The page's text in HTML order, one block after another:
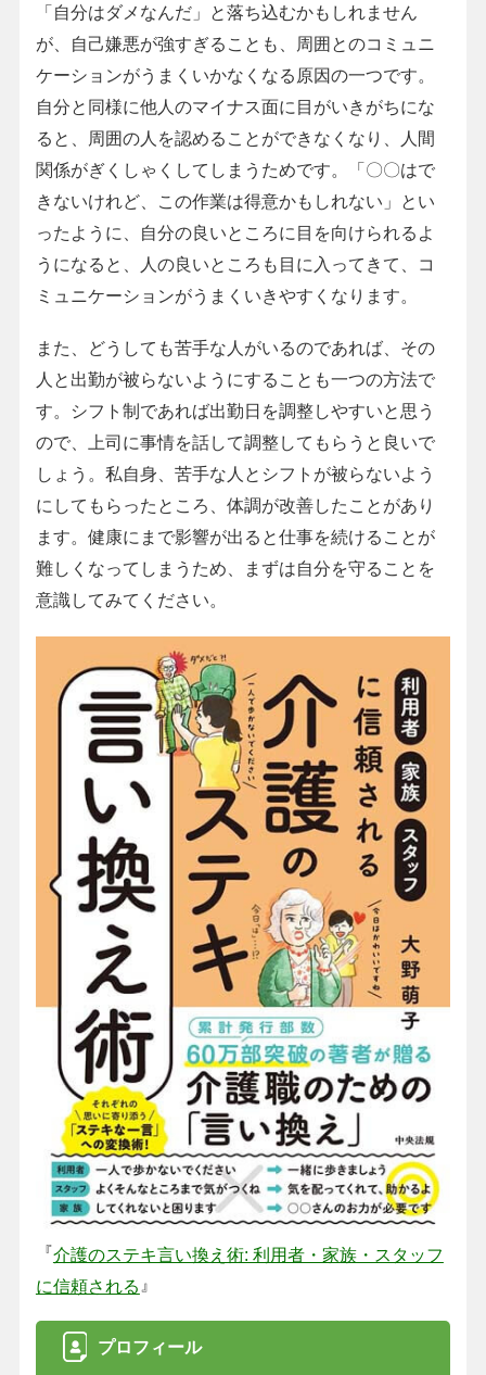
「自分はダメなんだ」と落ち込むかもしれません
が、自己嫌悪が強すぎることも、周囲とのコミュニ
ケーションがうまくいかなくなる原因の一つです。
自分と同様に他人のマイナス面に目がいきがちにな
ると、周囲の人を認めることができなくなり、人間
関係がぎくしゃくしてしまうためです。「〇〇はで
きないけれど、この作業は得意かもしれない」とい
ったように、自分の良いところに目を向けられるよ
うになると、人の良いところも目に入ってきて、コ
ミュニケーションがうまくいきやすくなります。
また、どうしても苦手な人がいるのであれば、その
人と出勤が被らないようにすることも一つの方法で
す。シフト制であれば出勤日を調整しやすいと思う
ので、上司に事情を話して調整してもらうと良いで
しょう。私自身、苦手な人とシフトが被らないよう
にしてもらったところ、体調が改善したことがあり
ます。健康にまで影響が出ると仕事を続けることが
難しくなってしまうため、まずは自分を守ることを
意識してみてください。
『介護のステキ言い換え術: 利用者・家族・スタッフ
に信頼される 』
プロフィール